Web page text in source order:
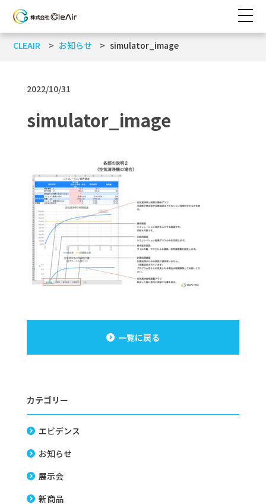
CLEAIR お知らせ simulator_image
2022/10/31
simulator_image
一覧に戻る
カテゴリー
エビデンス
お知らせ
展示会
新商品